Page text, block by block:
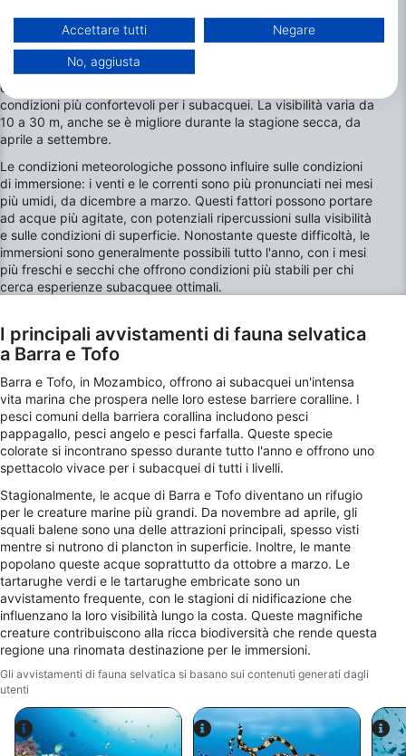
Le immersioni a Barra e Tofo sono possibili tutto l'anno e
offrono una grande varietà di vita marina e paesaggi
sottomarini. Le temperature dell'acqua variano da 24°C a 29°C,
con i mesi più caldi da novembre a marzo che offrono le
condizioni più confortevoli per i subacquei. La visibilità varia da
10 a 30 m, anche se è migliore durante la stagione secca, da
aprile a settembre.
Le condizioni meteorologiche possono influire sulle condizioni
di immersione: i venti e le correnti sono più pronunciati nei mesi
più umidi, da dicembre a marzo. Questi fattori possono portare
ad acque più agitate, con potenziali ripercussioni sulla visibilità
e sulle condizioni di superficie. Nonostante queste difficoltà, le
immersioni sono generalmente possibili tutto l'anno, con i mesi
più freschi e secchi che offrono condizioni più stabili per chi
cerca esperienze subacquee ottimali.
I principali avvistamenti di fauna selvatica
a Barra e Tofo
Barra e Tofo, in Mozambico, offrono ai subacquei un'intensa
vita marina che prospera nelle loro estese barriere coralline. I
pesci comuni della barriera corallina includono pesci
pappagallo, pesci angelo e pesci farfalla. Queste specie
colorate si incontrano spesso durante tutto l'anno e offrono uno
spettacolo vivace per i subacquei di tutti i livelli.
Stagionalmente, le acque di Barra e Tofo diventano un rifugio
per le creature marine più grandi. Da novembre ad aprile, gli
squali balene sono una delle attrazioni principali, spesso visti
mentre si nutrono di plancton in superficie. Inoltre, le mante
popolano queste acque soprattutto da ottobre a marzo. Le
tartarughe verdi e le tartarughe embricate sono un
avvistamento frequente, con le stagioni di nidificazione che
influenzano la loro visibilità lungo la costa. Queste magnifiche
creature contribuiscono alla ricca biodiversità che rende questa
regione una rinomata destinazione per le immersioni.
Gli avvistamenti di fauna selvatica si basano sui contenuti generati dagli
utenti
diverse. Sviluppare e migliorare i servizi. Uso di dati limitati per la
selezione dei contenuti.
È possibile trovare ulteriori informazioni sull'utilizzo dei dati da parte di
Google qui: https://business.safety.google/privacy/
negli Stati Uniti.
Il tuo consenso e la cookie policy si applicano esclusivamente a questo
sito web/app.
Utilizziamo i tuoi dati per i seguenti scopi:
Finalità del trattamento IAB:
Archiviare informazioni su dispositivo e/o
accedervi
Utilizzare dati limitati per la selezione della
pubblicità
Creare profili per la pubblicità
personalizzata
Utilizzare profili per la selezione di pubblicità
personalizzata
Creare profili per la personalizzazione dei
contenuti
Utilizzare profili per la selezione di contenuti
personalizzati
Misurare le prestazioni degli annunci
Misurare le prestazioni dei contenuti
Comprendere il pubblico attraverso
statistiche o la combinazione di dati
provenienti da fonti diverse
Utilizzare dati limitati per la selezione dei
contenuti
Accettare tutti Negare
No, aggiusta